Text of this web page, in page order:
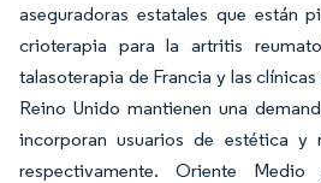
aseguradoras estatales que están
crioterapia para la artritis
talasoterapia de Francia y las
Reino Unido mantienen una
incorporan usuarios de estética y
respectivamente. Oriente